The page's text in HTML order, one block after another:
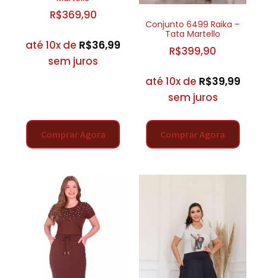
R$369,90
até 10x de R$36,99
sem juros
Comprar Agora
Conjunto 6499 Raika –
Tata Martello
R$399,90
até 10x de R$39,99
sem juros
Comprar Agora